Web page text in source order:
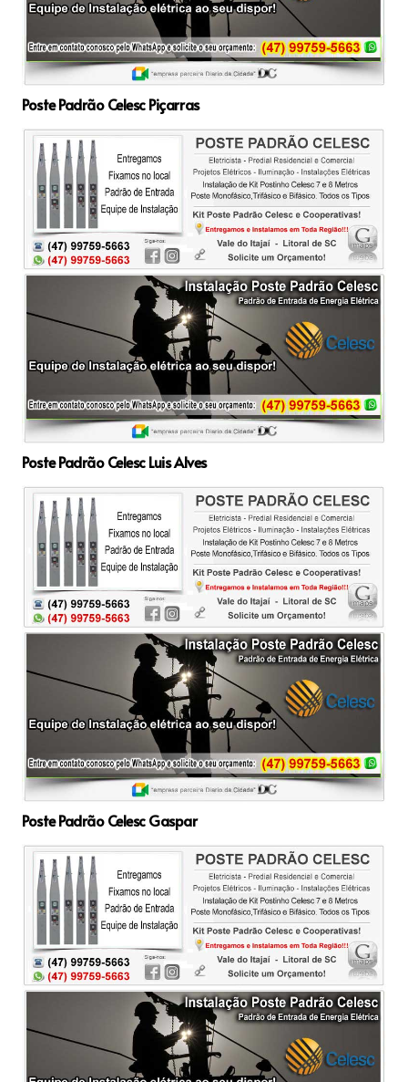
Poste Padrão Celesc Piçarras
Poste Padrão Celesc Luis Alves
Poste Padrão Celesc Gaspar